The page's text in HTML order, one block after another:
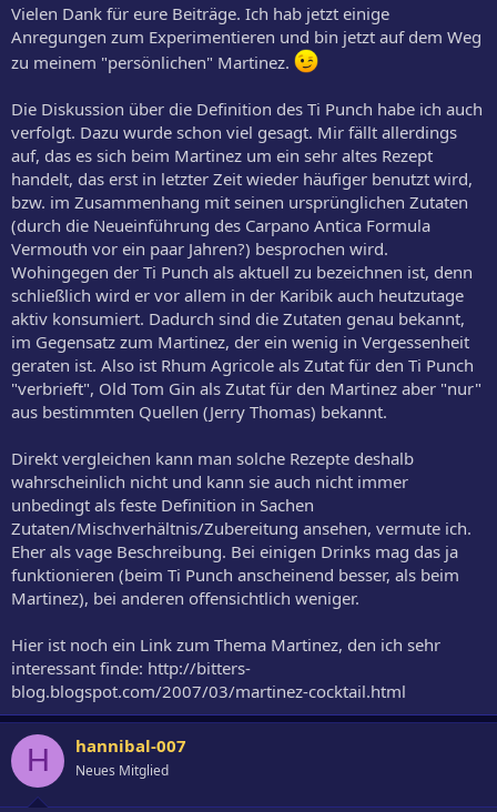
Vielen Dank für eure Beiträge. Ich hab jetzt einige
Anregungen zum Experimentieren und bin jetzt auf dem Weg
zu meinem "persönlichen" Martinez.
Die Diskussion über die Definition des Ti Punch habe ich auch
verfolgt. Dazu wurde schon viel gesagt. Mir fällt allerdings
auf, das es sich beim Martinez um ein sehr altes Rezept
handelt, das erst in letzter Zeit wieder häufiger benutzt wird,
bzw. im Zusammenhang mit seinen ursprünglichen Zutaten
(durch die Neueinführung des Carpano Antica Formula
Vermouth vor ein paar Jahren?) besprochen wird.
Wohingegen der Ti Punch als aktuell zu bezeichnen ist, denn
schließlich wird er vor allem in der Karibik auch heutzutage
aktiv konsumiert. Dadurch sind die Zutaten genau bekannt,
im Gegensatz zum Martinez, der ein wenig in Vergessenheit
geraten ist. Also ist Rhum Agricole als Zutat für den Ti Punch
"verbrieft", Old Tom Gin als Zutat für den Martinez aber "nur"
aus bestimmten Quellen (Jerry Thomas) bekannt.
Direkt vergleichen kann man solche Rezepte deshalb
wahrscheinlich nicht und kann sie auch nicht immer
unbedingt als feste Definition in Sachen
Zutaten/Mischverhältnis/Zubereitung ansehen, vermute ich.
Eher als vage Beschreibung. Bei einigen Drinks mag das ja
funktionieren (beim Ti Punch anscheinend besser, als beim
Martinez), bei anderen offensichtlich weniger.
Hier ist noch ein Link zum Thema Martinez, den ich sehr
interessant finde: http://bitters-
blog.blogspot.com/2007/03/martinez-cocktail.html
H hannibal-007
Neues Mitglied